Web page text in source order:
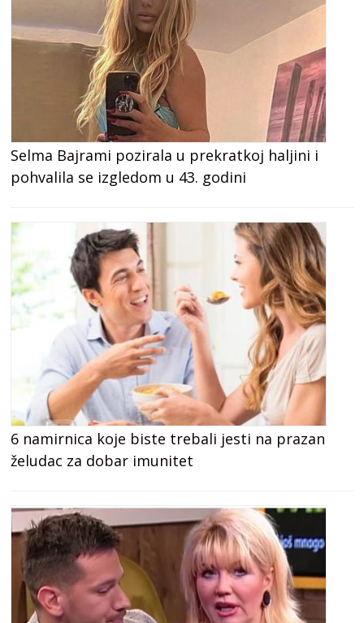
Selma Bajrami pozirala u prekratkoj haljini i
pohvalila se izgledom u 43. godini
6 namirnica koje biste trebali jesti na prazan
želudac za dobar imunitet